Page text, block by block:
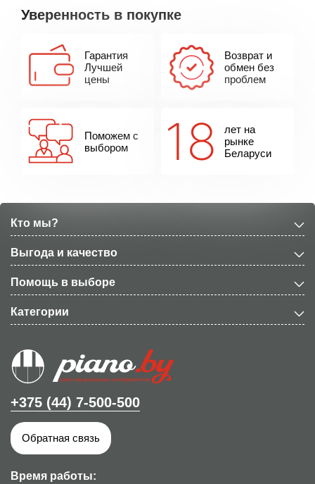
Уверенность в покупке
Гарантия
Лучшей
цены
Возврат и
обмен без
проблем
Поможем с
выбором
лет на
рынке
Беларуси
Кто мы?
Выгода и качество
Помощь в выборе
Категории
+375 (44) 7-500-500
Обратная связь
Время работы: